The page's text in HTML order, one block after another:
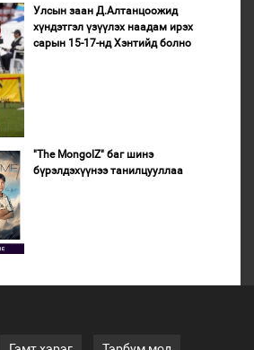
Улсын заан Д.Алтанцоожид
хүндэтгэл үзүүлэх наадам ирэх
сарын 15-17-нд Хэнтийд болно
"The MongolZ" баг шинэ
бүрэлдэхүүнээ танилцууллаа